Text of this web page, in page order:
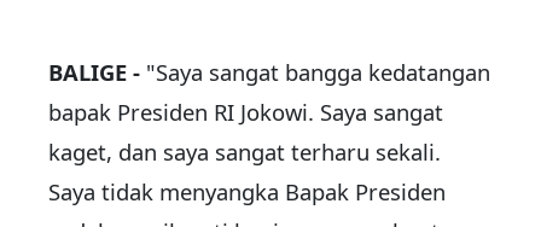
BALIGE - "Saya sangat bangga kedatangan
bapak Presiden RI Jokowi. Saya sangat
kaget, dan saya sangat terharu sekali.
Saya tidak menyangka Bapak Presiden